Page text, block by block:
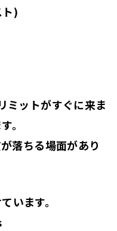
)
ミットがすぐに来ま
。
落ちる場面があり
います。